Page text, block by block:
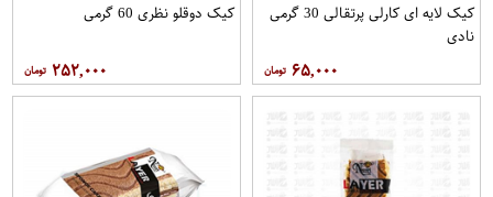
کیک لایه ای کارلی پرتقالی 30 گرمی
نادی
۶۵,۰۰۰
کیک دوقلو نظری 60 گرمی
۲۵۲,۰۰۰